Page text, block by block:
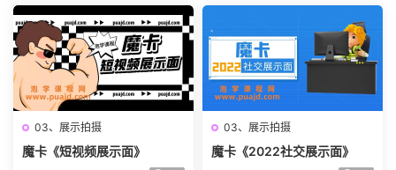
03、展示拍摄
魔卡《短视频展示面》
03、展示拍摄
魔卡《2022社交展示面》